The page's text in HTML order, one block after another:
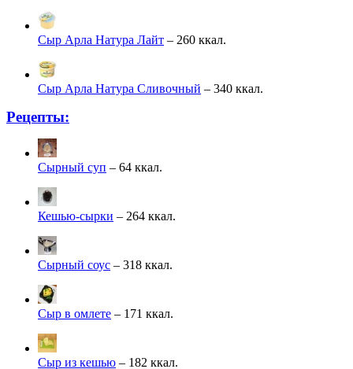
Сыр Арла Натура Лайт – 260 ккал.
Сыр Арла Натура Сливочный – 340 ккал.
Рецепты:
Сырный суп – 64 ккал.
Кешью-сырки – 264 ккал.
Сырный соус – 318 ккал.
Сыр в омлете – 171 ккал.
Сыр из кешью – 182 ккал.